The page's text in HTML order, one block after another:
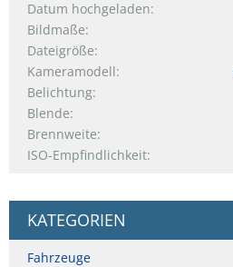
Datum hochgeladen
Bildmaße
Dateigröße
Kameramodell
Belichtung
Blende
Brennweite
ISO-Empfindlichkeit
KATEGORIEN
Fahrzeuge